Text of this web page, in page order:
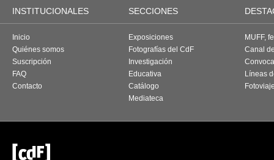
INSTITUCIONALES SECCIONES
Inicio
Quiénes somos
Suscripción
FAQ
Contacto
Exposiciones
Fotografías del CdF
Investigación
Educativa
Catálogo
Mediateca
MUFF,
Canal
Líneas